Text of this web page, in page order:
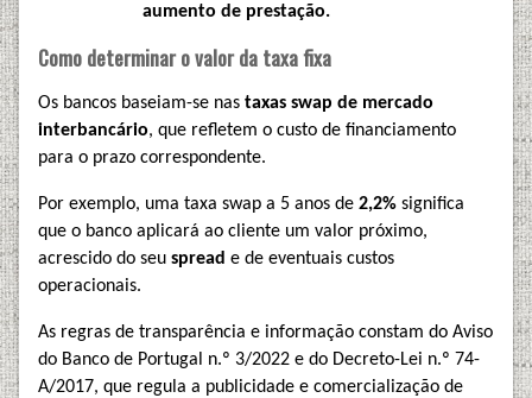
aumento de prestação.
Como determinar o valor da taxa fixa
Os bancos baseiam-se nas taxas swap de mercado
interbancário, que refletem o custo de financiamento
para o prazo correspondente.
Por exemplo, uma taxa swap a 5 anos de 2,2% significa
que o banco aplicará ao cliente um valor próximo,
acrescido do seu spread e de eventuais custos
operacionais.
As regras de transparência e informação constam do Aviso
do Banco de Portugal n.º 3/2022 e do Decreto-Lei n.º 74-
A/2017, que regula a publicidade e comercialização de